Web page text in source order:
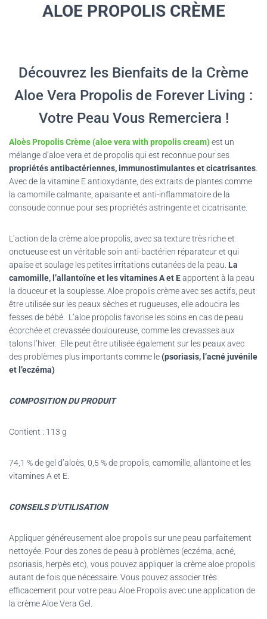
ALOE PROPOLIS CRÈME
Découvrez les Bienfaits de la Crème
Aloe Vera Propolis de Forever Living :
Votre Peau Vous Remerciera !
Aloès Propolis Crème (aloe vera with propolis cream)est un
mélange d’aloe vera et de propolis qui est reconnue pour ses
propriétés antibactériennes, immunostimulantes et cicatrisantes
Avec de la vitamine E antioxydante, des extraits de plantes comme
la camomille calmante, apaisante et anti-inflammatoire de la
consoude connue pour ses propriétés astringente et cicatrisante.
L’action de la crème aloe propolis, avec sa texture très riche et
onctueuse est un véritable soin anti-bactérien réparateur et qui
apaise et soulage les petites irritations cutanées de la peau. La
camomille, l’allantoïne et les vitamines A et Eapportent à la peau
la douceur et la souplesse. Aloe propolis crème avec ses actifs, peut
être utilisée sur les peaux sèches et rugueuses, elle adoucira les
fesses de bébé. L’aloe propolis favorise les soins en cas de peau
écorchée et crevassée douloureuse, comme les crevasses aux
talons l’hiver. Elle peut être utilisée également sur les peaux avec
des problèmes plus importants comme le (psoriasis, l’acné juvénile
et l’eczéma)
COMPOSITION DU PRODUIT
Contient : 113 g
74,1 % de gel d’aloès, 0,5 % de propolis, camomille, allantoïne et les
vitamines A et E.
CONSEILS D’UTILISATION
Appliquer généreusement aloe propolis sur une peau parfaitement
nettoyée. Pour des zones de peau à problèmes (eczéma, acné,
psoriasis, herpès etc), vous pouvez appliquer la crème aloe propolis
autant de fois que nécessaire. Vous pouvez associer très
efficacement pour votre peau Aloe Propolis avec une application de
la crème Aloe Vera Gel.